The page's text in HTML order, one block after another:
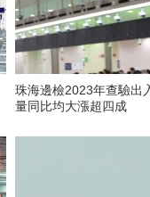
珠海邊檢2023年查驗出
量同比均大漲超四成